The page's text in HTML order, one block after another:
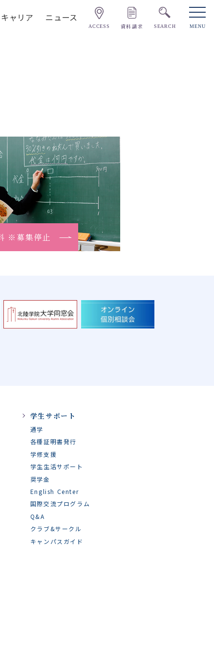
ャリア ニュース
ACCESS 資料請求 SEARCH MENU
※募集停止
学生サポート
通学
各種証明書発行
学修支援
学生生活サポート
奨学金
English Center
国際交流プログラム
Q&A
クラブ&サークル
キャンパスガイド